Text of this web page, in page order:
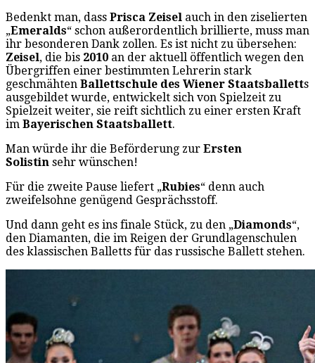
Bedenkt man, dass Prisca Zeisel auch in den ziselierten
„Emeralds“ schon außerordentlich brillierte, muss man
ihr besonderen Dank zollen. Es ist nicht zu übersehen:
Zeisel, die bis 2010 an der aktuell öffentlich wegen den
Übergriffen einer bestimmten Lehrerin stark
geschmähten Ballettschule des Wiener Staatsballetts
ausgebildet wurde, entwickelt sich von Spielzeit zu
Spielzeit weiter, sie reift sichtlich zu einer ersten Kraft
im Bayerischen Staatsballett.
Man würde ihr die Beförderung zur Ersten
Solistin sehr wünschen!
Für die zweite Pause liefert „Rubies“ denn auch
zweifelsohne genügend Gesprächsstoff.
Und dann geht es ins finale Stück, zu den „Diamonds“,
den Diamanten, die im Reigen der Grundlagenschulen
des klassischen Balletts für das russische Ballett stehen.